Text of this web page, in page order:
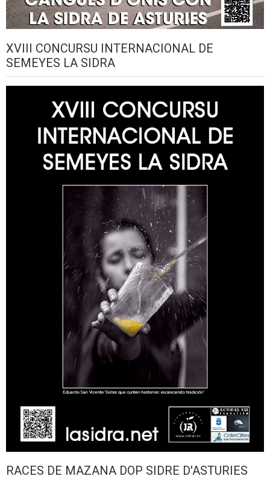
XVIII CONCURSU INTERNACIONAL DE
SEMEYES LA SIDRA
RACES DE MAZANA DOP SIDRE D'ASTURIES